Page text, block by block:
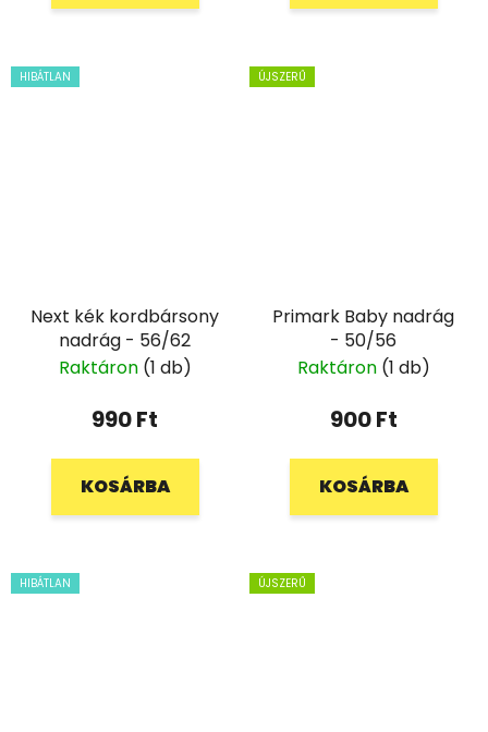
HIBÁTLAN
Next kék kordbársony
nadrág - 56/62
Raktáron (1 db)
990 Ft
KOSÁRBA
ÚJSZERŰ
Primark Baby nadrág
- 50/56
Raktáron (1 db)
900 Ft
KOSÁRBA
HIBÁTLAN ÚJSZERŰ